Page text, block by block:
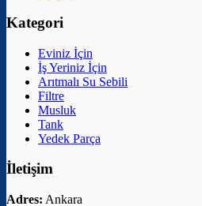
Kategori
Eviniz İçin
İş Yeriniz İçin
Arıtmalı Su Sebili
Filtre
Musluk
Tank
Yedek Parça
İletişim
Adres: Ankara